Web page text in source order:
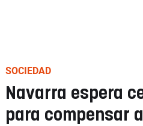
SOCIEDAD
Navarra espera
para compensar